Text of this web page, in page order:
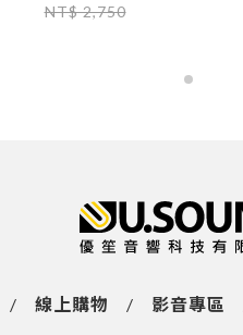
NT$ 2,750
/ 線上購物 / 影音專區